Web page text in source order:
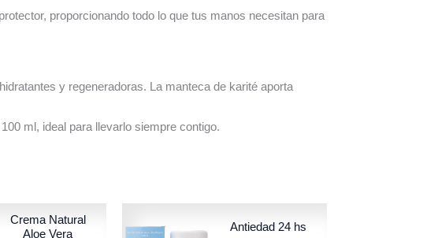
proporcionando todo lo que tus manos necesitan para
y regeneradoras. La manteca de karité aporta
ml, ideal para llevarlo siempre contigo.
Crema Natural
Aloe Vera
Antiedad 24 hs